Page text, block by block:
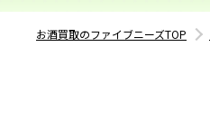
お酒買取のファイブニーズTOP